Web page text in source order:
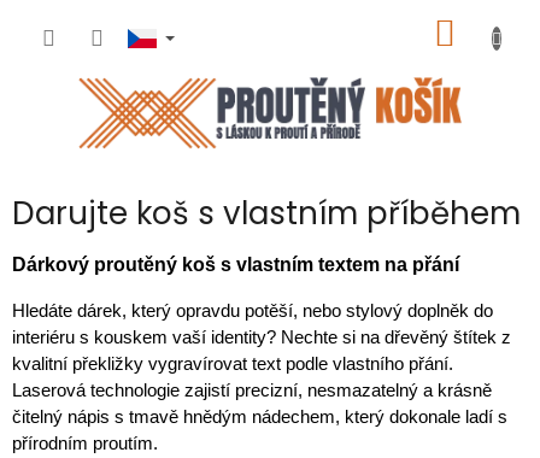
KOŠÍK
Darujte koš s vlastním příběhem
Dárkový proutěný koš s vlastním textem na přání
Hledáte dárek, který opravdu potěší, nebo stylový doplněk do
interiéru s kouskem vaší identity? Nechte si na dřevěný štítek z
kvalitní překližky vygravírovat text podle vlastního přání.
Laserová technologie zajistí precizní, nesmazatelný a krásně
čitelný nápis s tmavě hnědým nádechem, který dokonale ladí s
přírodním proutím.